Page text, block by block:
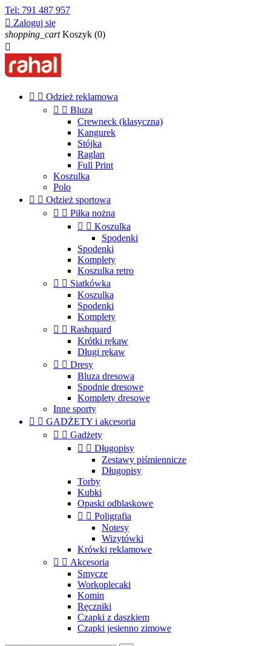
Tel: 791 487 957
 Zaloguj się
shopping_cart Koszyk (0)

  Odzież reklamowa
  Bluza
Crewneck (klasyczna)
Kangurek
Stójka
Raglan
Full Print
Koszulka
Polo
  Odzież sportowa
  Piłka nożna
  Koszulka
Spodenki
Spodenki
Komplety
Koszulka retro
  Siatkówka
Koszulka
Spodenki
Komplety
  Rashquard
Krótki rękaw
Długi rękaw
  Dresy
Bluza dresowa
Spodnie dresowe
Komplety dresowe
Inne sporty
  GADŻETY i akcesoria
  Gadżety
  Długopisy
Zestawy piśmiennicze
Długopisy
Torby
Kubki
Opaski odblaskowe
  Poligrafia
Notesy
Wizytówki
Krówki reklamowe
  Akcesoria
Smycze
Workoplecaki
Komin
Ręczniki
Czapki z daszkiem
Czapki jesienno zimowe